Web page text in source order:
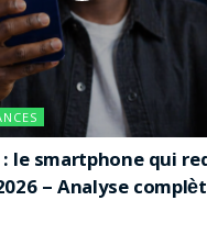
: le smartphone qui
– Analyse